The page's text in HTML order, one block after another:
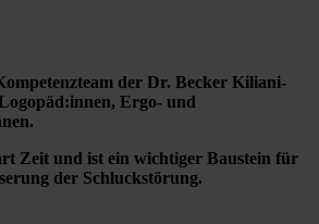
der Dr. Becker Kiliani-
Ergo- und
Zeit und ist ein wichtiger Baustein für
der Schluckstörung.